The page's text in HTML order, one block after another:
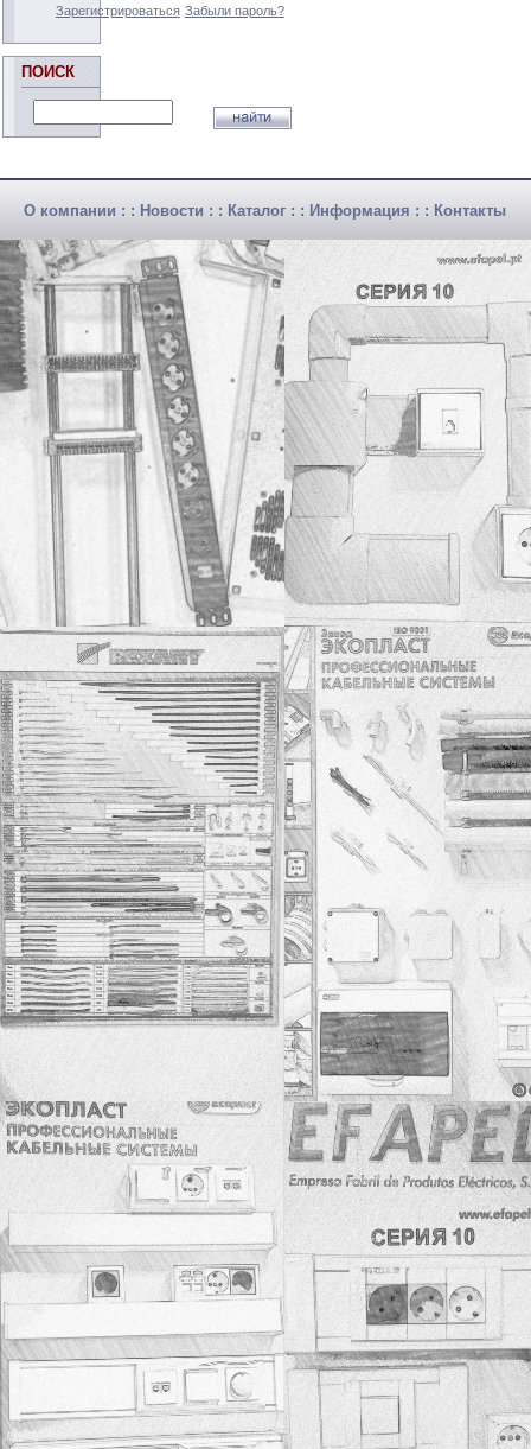
Зарегистрироваться Забыли пароль?
ПОИСК
О компании : : Новости : : Каталог : : Информация : : Контакты